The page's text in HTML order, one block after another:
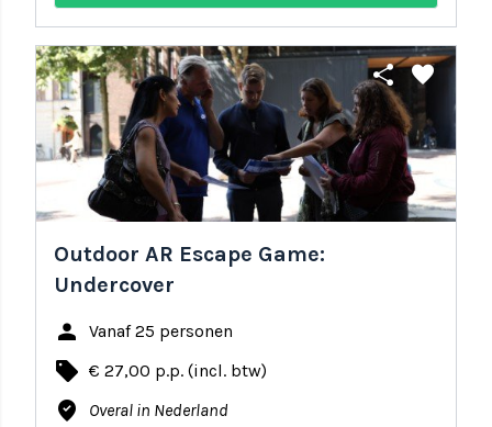
share favorite
Outdoor AR Escape Game:
Undercover
person Vanaf 25 personen
local_offer € 27,00 p.p. (incl. btw)
where_to_vote Overal in Nederland